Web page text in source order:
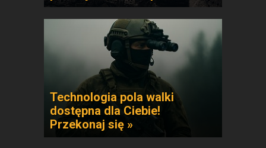
Technologia pola walki
dostępna dla Ciebie!
Przekonaj się »